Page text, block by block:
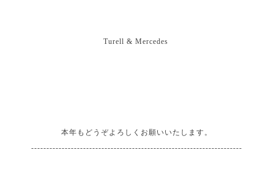
Turell & Mercedes
本年もどうぞよろしくお願いいたします。
---------------------------------------------------------------------